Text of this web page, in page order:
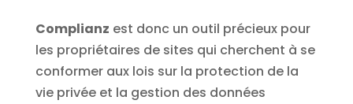
Complianz est donc un outil précieux pour
les propriétaires de sites qui cherchent à se
conformer aux lois sur la protection de la
vie privée et la gestion des données